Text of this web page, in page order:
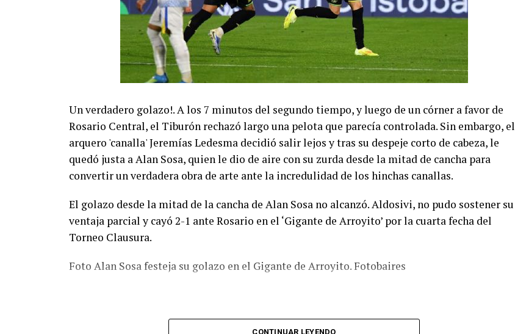
Un verdadero golazo!. A los 7 minutos del segundo tiempo, y luego de un córner a favor de
Rosario Central, el Tiburón rechazó largo una pelota que parecía controlada. Sin embargo, el
arquero 'canalla' Jeremías Ledesma decidió salir lejos y tras su despeje corto de cabeza, le
quedó justa a Alan Sosa, quien le dio de aire con su zurda desde la mitad de cancha para
convertir un verdadera obra de arte ante la incredulidad de los hinchas canallas.
El golazo desde la mitad de la cancha de Alan Sosa no alcanzó. Aldosivi, no pudo sostener su
ventaja parcial y cayó 2-1 ante Rosario en el ‘Gigante de Arroyito’ por la cuarta fecha del
Torneo Clausura.
Foto Alan Sosa festeja su golazo en el Gigante de Arroyito. Fotobaires
CONTINUAR LEYENDO